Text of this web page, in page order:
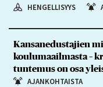
HENGELLISYYS
Kansanedustajien
koulumaailmasta –
tuntemus on osa
AJANKOHTAISTA